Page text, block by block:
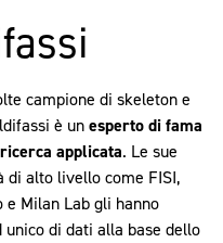
campione di skeleton e
è unesperto di fama
applicata. Le sue
di alto livello come FISI,
e Milan Lab gli hanno
di dati alla base dello